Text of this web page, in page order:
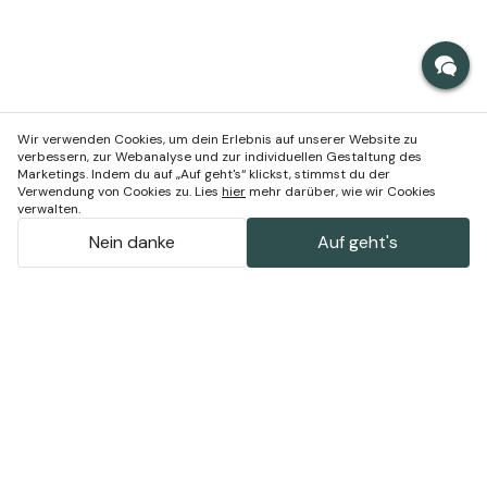
Wir verwenden Cookies, um dein Erlebnis auf unserer Website zu
verbessern, zur Webanalyse und zur individuellen Gestaltung des
Marketings. Indem du auf „Auf geht's“ klickst, stimmst du der
Verwendung von Cookies zu. Lies hiermehr darüber, wie wir Cookies
verwalten.
Nein danke Auf geht's